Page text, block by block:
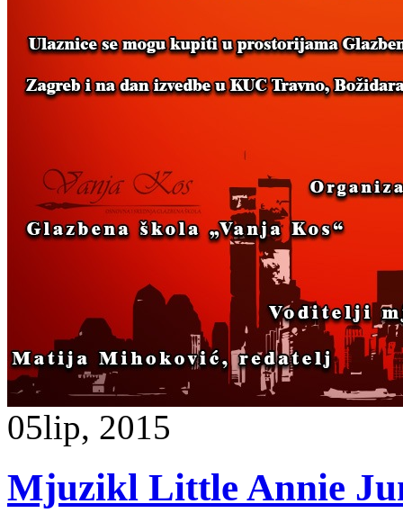
05lip, 2015
Mjuzikl Little Annie